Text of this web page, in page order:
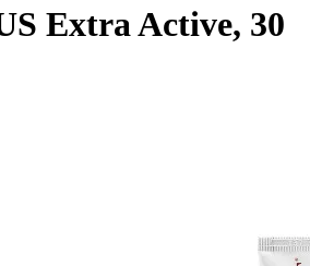
Extra Active, 30